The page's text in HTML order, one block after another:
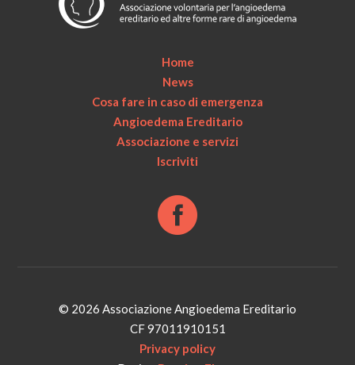
Home
News
Cosa fare in caso di emergenza
Angioedema Ereditario
Associazione e servizi
Iscriviti
© 2026 Associazione Angioedema Ereditario
CF 97011910151
Privacy policy